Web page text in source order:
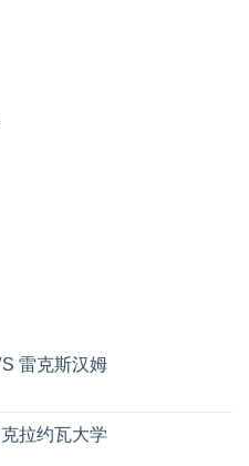
雷克斯汉姆
拉约瓦大学